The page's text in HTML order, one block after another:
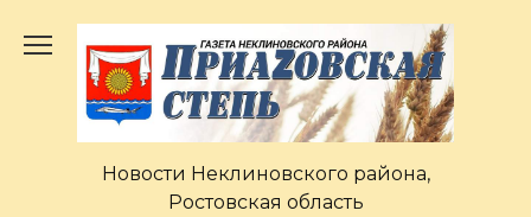
содержанию
Новости Неклиновского района,
Ростовская область